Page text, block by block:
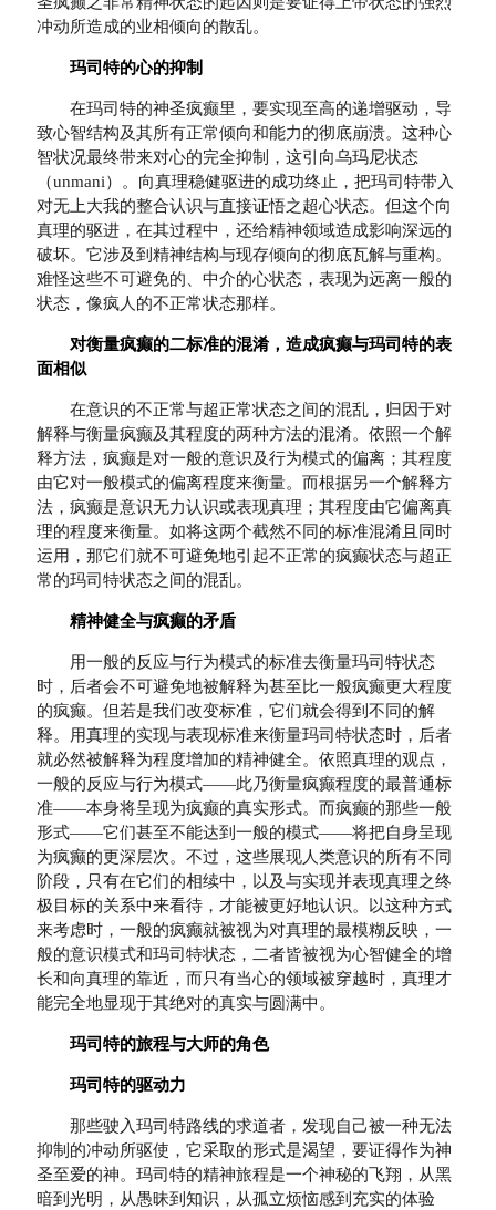
冲动所造成的业相倾向的散乱。
玛司特的心的抑制
在玛司特的神圣疯癫里，要实现至高的递增驱动，导
致心智结构及其所有正常倾向和能力的彻底崩溃。这种心
智状况最终带来对心的完全抑制，这引向乌玛尼状态
（unmani）。向真理稳健驱进的成功终止，把玛司特带入
对无上大我的整合认识与直接证悟之超心状态。但这个向
真理的驱进，在其过程中，还给精神领域造成影响深远的
破坏。它涉及到精神结构与现存倾向的彻底瓦解与重构。
难怪这些不可避免的、中介的心状态，表现为远离一般的
状态，像疯人的不正常状态那样。
对衡量疯癫的二标准的混淆，造成疯癫与玛司特的表
面相似
在意识的不正常与超正常状态之间的混乱，归因于对
解释与衡量疯癫及其程度的两种方法的混淆。依照一个解
释方法，疯癫是对一般的意识及行为模式的偏离；其程度
由它对一般模式的偏离程度来衡量。而根据另一个解释方
法，疯癫是意识无力认识或表现真理；其程度由它偏离真
理的程度来衡量。如将这两个截然不同的标准混淆且同时
运用，那它们就不可避免地引起不正常的疯癫状态与超正
常的玛司特状态之间的混乱。
精神健全与疯癫的矛盾
用一般的反应与行为模式的标准去衡量玛司特状态
时，后者会不可避免地被解释为甚至比一般疯癫更大程度
的疯癫。但若是我们改变标准，它们就会得到不同的解
释。用真理的实现与表现标准来衡量玛司特状态时，后者
就必然被解释为程度增加的精神健全。依照真理的观点，
一般的反应与行为模式——此乃衡量疯癫程度的最普通标
准——本身将呈现为疯癫的真实形式。而疯癫的那些一般
形式——它们甚至不能达到一般的模式——将把自身呈现
为疯癫的更深层次。不过，这些展现人类意识的所有不同
阶段，只有在它们的相续中，以及与实现并表现真理之终
极目标的关系中来看待，才能被更好地认识。以这种方式
来考虑时，一般的疯癫就被视为对真理的最模糊反映，一
般的意识模式和玛司特状态，二者皆被视为心智健全的增
长和向真理的靠近，而只有当心的领域被穿越时，真理才
能完全地显现于其绝对的真实与圆满中。
玛司特的旅程与大师的角色
玛司特的驱动力
那些驶入玛司特路线的求道者，发现自己被一种无法
抑制的冲动所驱使，它采取的形式是渴望，要证得作为神
圣至爱的神。玛司特的精神旅程是一个神秘的飞翔，从黑
暗到光明，从愚昧到知识，从孤立烦恼感到充实的体验